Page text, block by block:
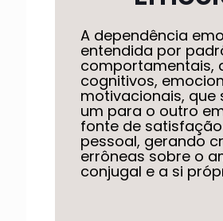
A dependência
entendida por
comportamentais,
cognitivos,
motivacionais, que
um para o outro
fonte de
pessoal, gerando
errôneas sobre o
conjugal e a si